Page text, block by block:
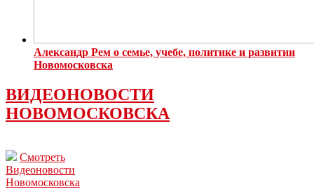
Александр Рем о семье, учебе, политике и развитии
Новомосковска
ВИДЕОНОВОСТИ
НОВОМОСКОВСКА
Смотреть
Видеоновости
Новомосковска